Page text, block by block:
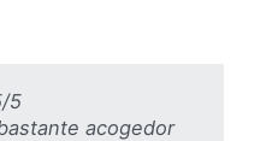
5
acogedor